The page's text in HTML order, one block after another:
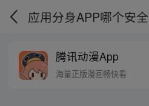
应用分身APP哪个安全
腾讯动漫App
海量正版漫画畅快看